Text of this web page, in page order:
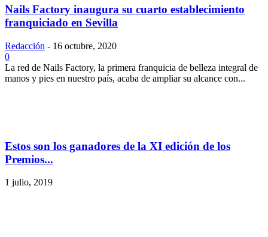
Nails Factory inaugura su cuarto establecimiento
franquiciado en Sevilla
Redacción - 16 octubre, 2020
0
La red de Nails Factory, la primera franquicia de belleza integral de
manos y pies en nuestro país, acaba de ampliar su alcance con...
Estos son los ganadores de la XI edición de los
Premios...
1 julio, 2019